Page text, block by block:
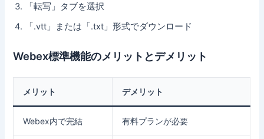
「転写」タブを選択
「.vtt」または「.txt」形式でダウンロード
Webex標準機能のメリットとデメリット
メリット デメリット
Webex内で完結 有料プランが必要